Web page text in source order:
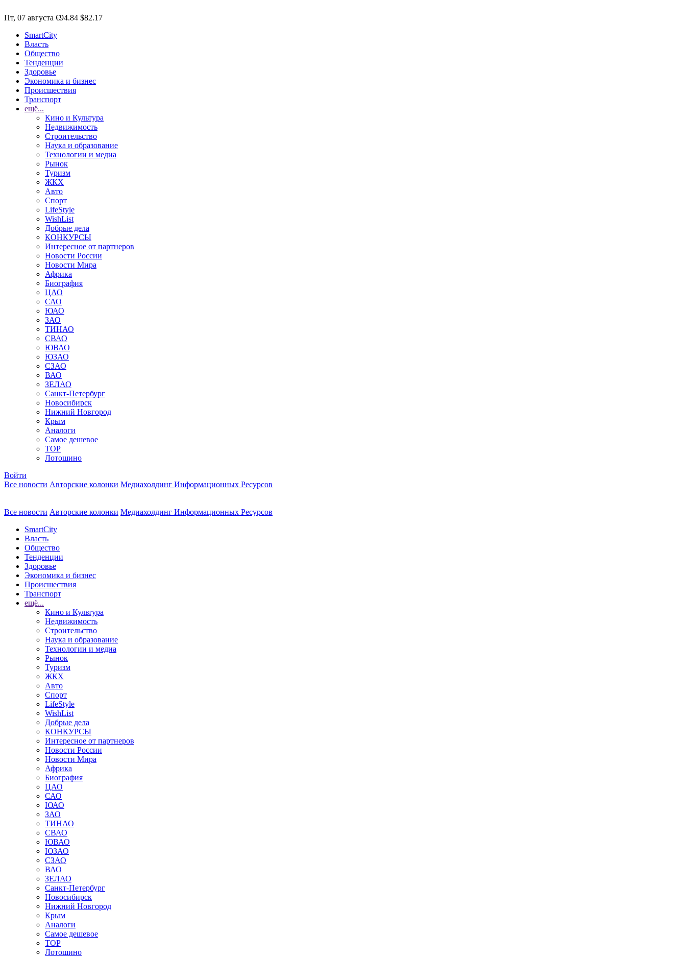
Пт, 07 августа €94.84 $82.17
SmartCity
Власть
Общество
Тенденции
Здоровье
Экономика и бизнес
Происшествия
Транспорт
ещё...
Кино и Культура
Недвижимость
Строительство
Наука и образование
Технологии и медиа
Рынок
Туризм
ЖКХ
Авто
Спорт
LifeStyle
WishList
Добрые дела
КОНКУРСЫ
Интересное от партнеров
Новости России
Новости Мира
Африка
Биография
ЦАО
САО
ЮАО
ЗАО
ТИНАО
СВАО
ЮВАО
ЮЗАО
СЗАО
ВАО
ЗЕЛАО
Санкт-Петербург
Новосибирск
Нижний Новгород
Крым
Аналоги
Самое дешевое
TOP
Лотошино
Войти
Все новости Авторские колонки Медиахолдинг Информационных Ресурсов
Все новости Авторские колонки Медиахолдинг Информационных Ресурсов
SmartCity
Власть
Общество
Тенденции
Здоровье
Экономика и бизнес
Происшествия
Транспорт
ещё...
Кино и Культура
Недвижимость
Строительство
Наука и образование
Технологии и медиа
Рынок
Туризм
ЖКХ
Авто
Спорт
LifeStyle
WishList
Добрые дела
КОНКУРСЫ
Интересное от партнеров
Новости России
Новости Мира
Африка
Биография
ЦАО
САО
ЮАО
ЗАО
ТИНАО
СВАО
ЮВАО
ЮЗАО
СЗАО
ВАО
ЗЕЛАО
Санкт-Петербург
Новосибирск
Нижний Новгород
Крым
Аналоги
Самое дешевое
TOP
Лотошино